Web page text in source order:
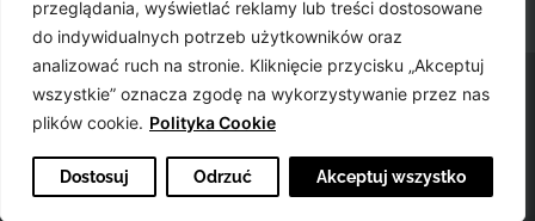
przeglądania, wyświetlać reklamy lub treści dostosowane
do indywidualnych potrzeb użytkowników oraz
analizować ruch na stronie. Kliknięcie przycisku „Akceptuj
wszystkie” oznacza zgodę na wykorzystywanie przez nas
plików cookie. Polityka Cookie
Dostosuj Odrzuć Akceptuj wszystko
Easyvoice.pl © 2006-2022. Wszystkie prawa zastrzeżone. Stronę zrobiły: